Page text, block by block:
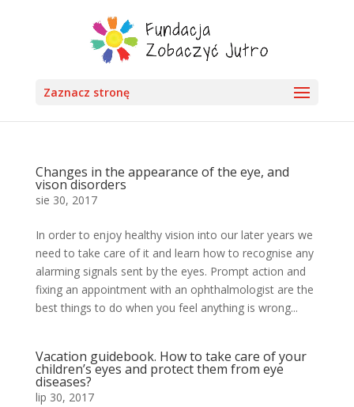
Zaznacz stronę
Changes in the appearance of the eye, and
vison disorders
sie 30, 2017
In order to enjoy healthy vision into our later years we
need to take care of it and learn how to recognise any
alarming signals sent by the eyes. Prompt action and
fixing an appointment with an ophthalmologist are the
best things to do when you feel anything is wrong...
Vacation guidebook. How to take care of your
children’s eyes and protect them from eye
diseases?
lip 30, 2017